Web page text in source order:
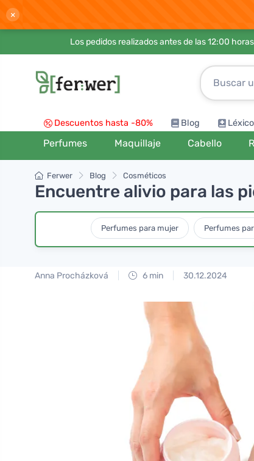
×
Los pedidos realizados antes de las 12:00
Descuentos hasta -80% Blog Léxico
Perfumes Maquillaje Cabello
Ferwer Blog Cosméticos
Encuentre alivio para las
Perfumes para mujer Perfumes
Anna Procházková 6 min 30.12.2024